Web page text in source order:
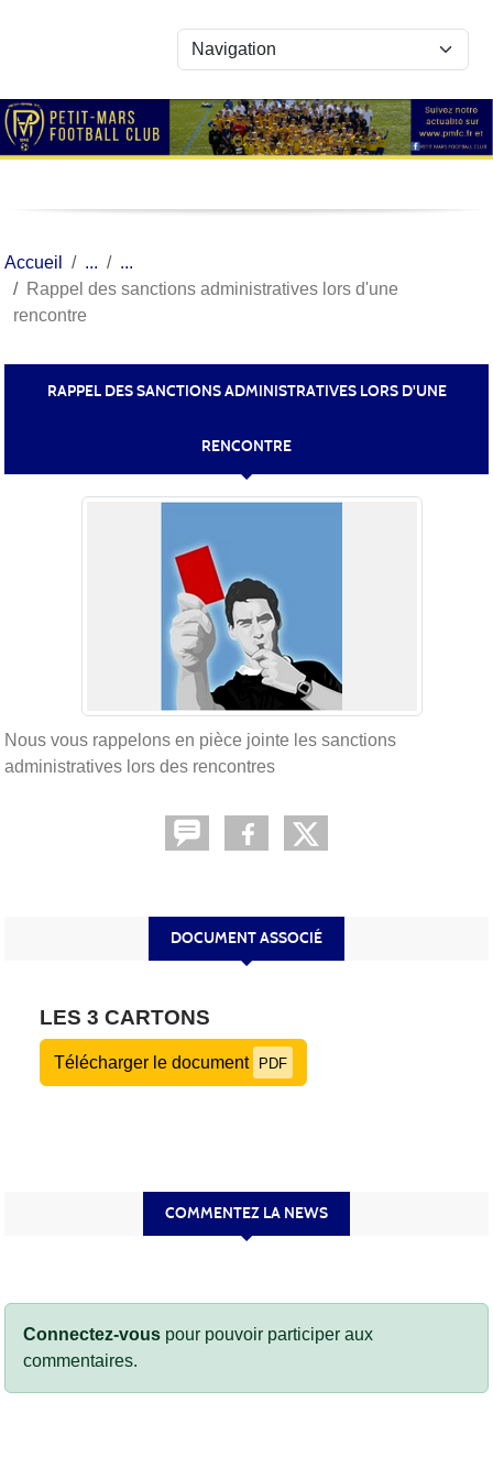
Accueil
Rappel des sanctions administratives lors d'une
rencontre
RAPPEL DES SANCTIONS ADMINISTRATIVES LORS D'UNE
RENCONTRE
Nous vous rappelons en pièce jointe les sanctions
administratives lors des rencontres
DOCUMENT ASSOCIÉ
LES 3 CARTONS
Télécharger le document PDF
COMMENTEZ LA NEWS
Connectez-vous pour pouvoir participer aux
commentaires.